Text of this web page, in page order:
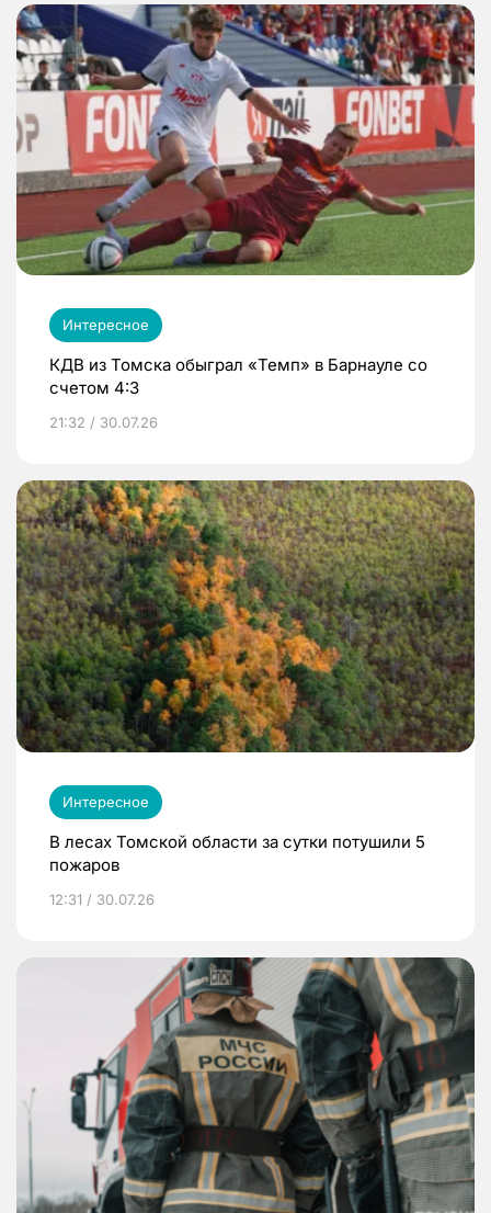
Интересное
КДВ из Томска обыграл «Темп» в Барнауле со
счетом 4:3
21:32 / 30.07.26
Интересное
В лесах Томской области за сутки потушили 5
пожаров
12:31 / 30.07.26